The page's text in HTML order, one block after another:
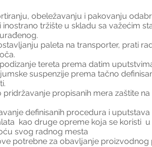
obeležavanju i pakovanju
tržište u skladu sa važećim
paleta na transporter, prati
tereta prema datim
suspenzije prema tačno
propisanih mera zaštite
definisanih procedura i
kao druge opreme koja se koristi
svog radnog mesta
potrebne za obavljanje proizvodnog